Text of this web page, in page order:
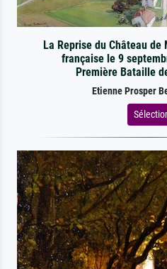
La Reprise du Château
française le 9
Première Bataille
Etienne Prosper